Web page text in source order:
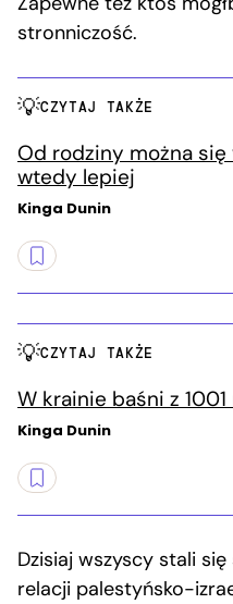
stronniczość.
CZYTAJ TAKŻE
Od rodziny można
wtedy lepiej
Kinga Dunin
CZYTAJ TAKŻE
W krainie baśni z
Kinga Dunin
Dzisiaj wszyscy stali
relacji palestyńsko-